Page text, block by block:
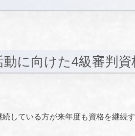
に向けた4級審判
している方が来年度も資格を継続